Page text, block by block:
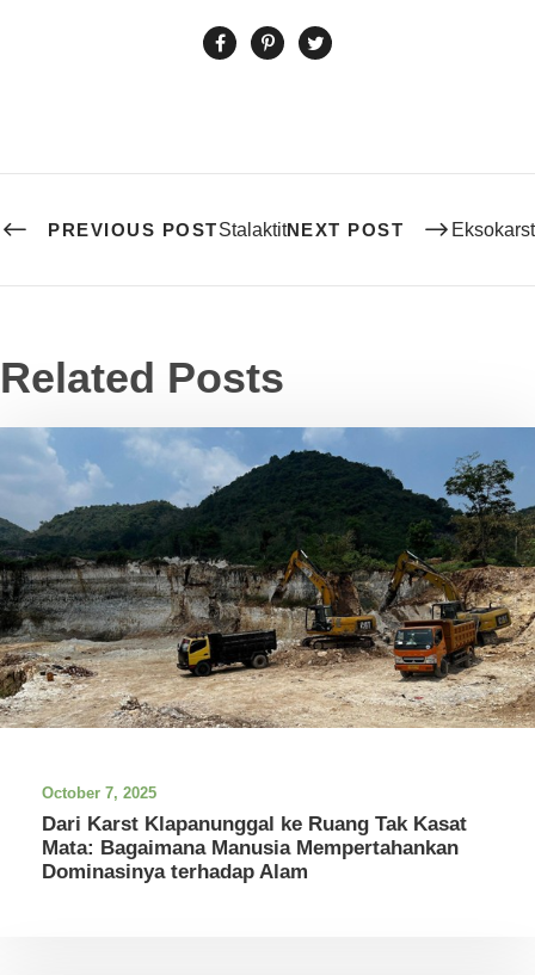
PREVIOUS POSTStalaktitNEXT POST Eksokarst
Related Posts
October 7, 2025
Dari Karst Klapanunggal ke Ruang Tak Kasat
Mata: Bagaimana Manusia Mempertahankan
Dominasinya terhadap Alam